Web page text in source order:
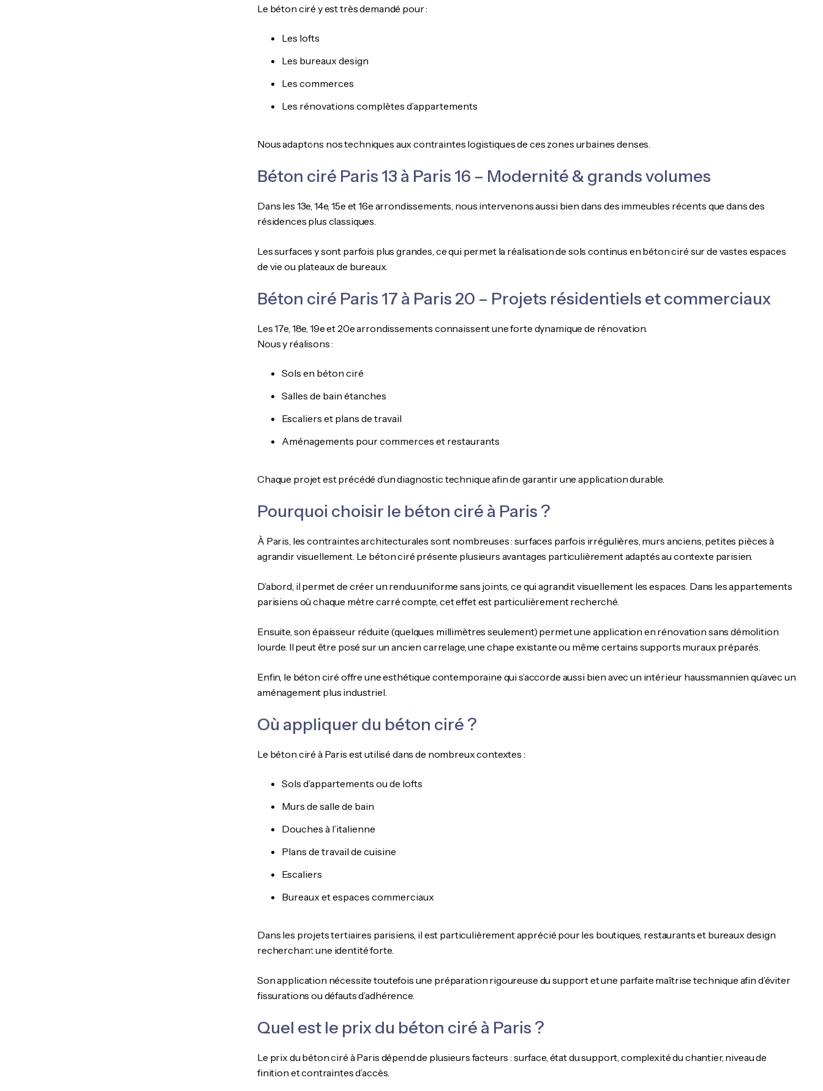
Le béton ciré y est très demandé pour :
Les lofts
Les bureaux design
Les commerces
Les rénovations complètes d’appartements
Nous adaptons nos techniques aux contraintes logistiques de ces zones urbaines denses.
Béton ciré Paris 13 à Paris 16 – Modernité & grands volumes
Dans les 13e, 14e, 15e et 16e arrondissements, nous intervenons aussi bien dans des immeubles récents que dans des
résidences plus classiques.
Les surfaces y sont parfois plus grandes, ce qui permet la réalisation de sols continus en béton ciré sur de vastes espaces
de vie ou plateaux de bureaux.
Béton ciré Paris 17 à Paris 20 – Projets résidentiels et commerciaux
Les 17e, 18e, 19e et 20e arrondissements connaissent une forte dynamique de rénovation.
Nous y réalisons :
Sols en béton ciré
Salles de bain étanches
Escaliers et plans de travail
Aménagements pour commerces et restaurants
Chaque projet est précédé d’un diagnostic technique afin de garantir une application durable.
Pourquoi choisir le béton ciré à Paris ?
À Paris, les contraintes architecturales sont nombreuses : surfaces parfois irrégulières, murs anciens, petites pièces à
agrandir visuellement. Le béton ciré présente plusieurs avantages particulièrement adaptés au contexte parisien.
D’abord, il permet de créer un rendu uniforme sans joints, ce qui agrandit visuellement les espaces. Dans les appartements
parisiens où chaque mètre carré compte, cet effet est particulièrement recherché.
Ensuite, son épaisseur réduite (quelques millimètres seulement) permet une application en rénovation sans démolition
lourde. Il peut être posé sur un ancien carrelage, une chape existante ou même certains supports muraux préparés.
Enfin, le béton ciré offre une esthétique contemporaine qui s’accorde aussi bien avec un intérieur haussmannien qu’avec un
aménagement plus industriel.
Où appliquer du béton ciré ?
Le béton ciré à Paris est utilisé dans de nombreux contextes :
Sols d’appartements ou de lofts
Murs de salle de bain
Douches à l’italienne
Plans de travail de cuisine
Escaliers
Bureaux et espaces commerciaux
Dans les projets tertiaires parisiens, il est particulièrement apprécié pour les boutiques, restaurants et bureaux design
recherchant une identité forte.
Son application nécessite toutefois une préparation rigoureuse du support et une parfaite maîtrise technique afin d’éviter
fissurations ou défauts d’adhérence.
Quel est le prix du béton ciré à Paris ?
Le prix du béton ciré à Paris dépend de plusieurs facteurs : surface, état du support, complexité du chantier, niveau de
finition et contraintes d’accès.